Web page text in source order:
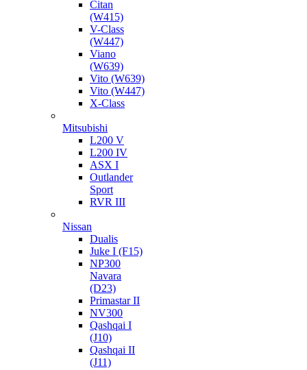
Citan
(W415)
V-Class
(W447)
Viano
(W639)
Vito (W639)
Vito (W447)
X-Class
Mitsubishi
L200 V
L200 IV
ASX I
Outlander
Sport
RVR III
Nissan
Dualis
Juke I (F15)
NP300
Navara
(D23)
Primastar II
NV300
Qashqai I
(J10)
Qashqai II
(J11)